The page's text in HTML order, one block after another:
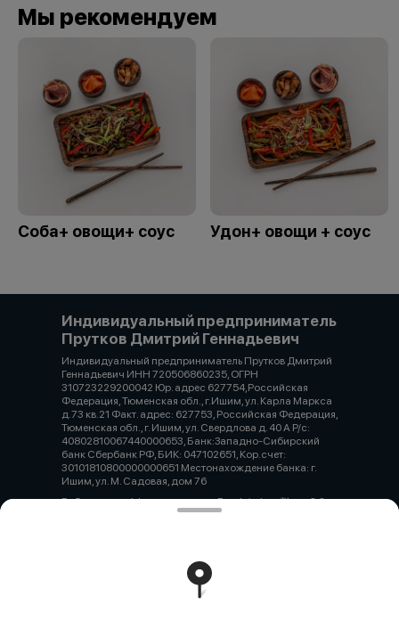
Мы рекомендуем
Соба+ овощи+ соус Удон+ овощи + соус
Индивидуальный предприниматель
Прутков Дмитрий Геннадьевич
Индивидуальный предприниматель Прутков Дмитрий
Геннадьевич ИНН 720506860235, ОГРН
310723229200042 Юр. адрес 627754,Российская
Федерация, Тюменская обл., г.Ишим, ул. Карла Маркса
д.73 кв.21 Факт. адрес: 627753, Российская Федерация,
Тюменская обл., г. Ишим, ул. Свердлова д. 40 А Р/с:
40802810067440000653, Банк:Западно-Сибирский
банк Сбербанк РФ, БИК: 047102651, Кор.счет:
30101810800000000651 Местонахождение банка: г.
Ишим, ул. М. Садовая, дом 76
Работает на эффективном ядреFoodpicássover. 3.2
Политика конфиденциальности
Публичная оферта